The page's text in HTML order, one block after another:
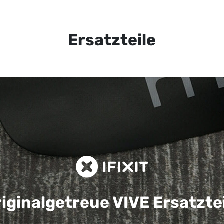
Ersatzteile
VIVE